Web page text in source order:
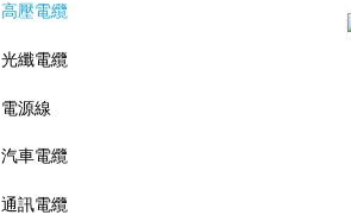
高壓電纜
光纖電纜
電源線
汽車電纜
通訊電纜